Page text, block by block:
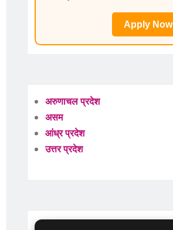
Apply Now
अरुणाचल प्रदेश
असम
आंध्र प्रदेश
उत्तर प्रदेश